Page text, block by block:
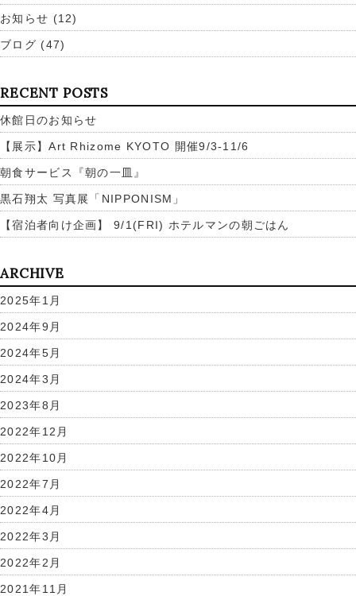
お知らせ (12)
ブログ (47)
RECENT POSTS
休館日のお知らせ
【展示】Art Rhizome KYOTO 開催9/3-11/6
朝食サービス『朝の一皿』
黒石翔太 写真展「NIPPONISM」
【宿泊者向け企画】 9/1(FRI) ホテルマンの朝ごはん
ARCHIVE
2025年1月
2024年9月
2024年5月
2024年3月
2023年8月
2022年12月
2022年10月
2022年7月
2022年4月
2022年3月
2022年2月
2021年11月